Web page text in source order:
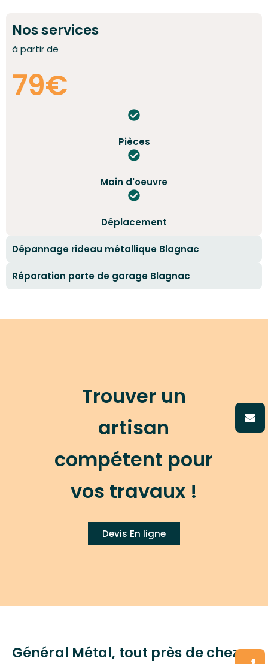
Nos services
à partir de
79€
Pièces
Main d'oeuvre
Déplacement
Dépannage rideau métallique Blagnac
Réparation porte de garage Blagnac
Trouver un
artisan
compétent pour
vos travaux !
Devis En ligne
Général Métal, tout près de chez